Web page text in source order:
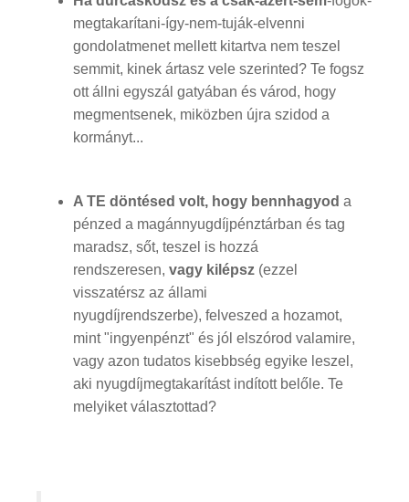
megtakarítani-így-nem-tuják-elvenni
gondolatmenet mellett kitartva nem teszel
semmit, kinek ártasz vele szerinted? Te fogsz
ott állni egyszál gatyában és várod, hogy
megmentsenek, miközben újra szidod a
kormányt...
A TE döntésed volt, hogy bennhagyod a
pénzed a magánnyugdíjpénztárban és tag
maradsz, sőt, teszel is hozzá
rendszeresen, vagy kilépsz (ezzel
visszatérsz az állami
nyugdíjrendszerbe), felveszed a hozamot,
mint "ingyenpénzt" és jól elszórod valamire,
vagy azon tudatos kisebbség egyike leszel,
aki nyugdíjmegtakarítást indított belőle. Te
melyiket választottad?